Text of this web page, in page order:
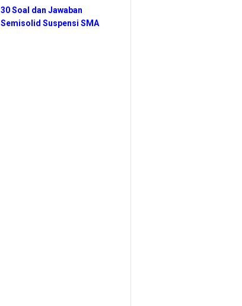
30 Soal dan Jawaban
Semisolid Suspensi SMA